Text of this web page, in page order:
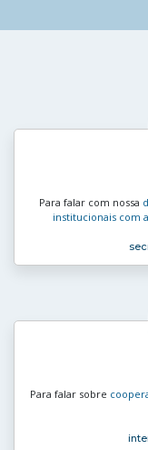
Para falar com nossa
institucionais com
Para falar sobre